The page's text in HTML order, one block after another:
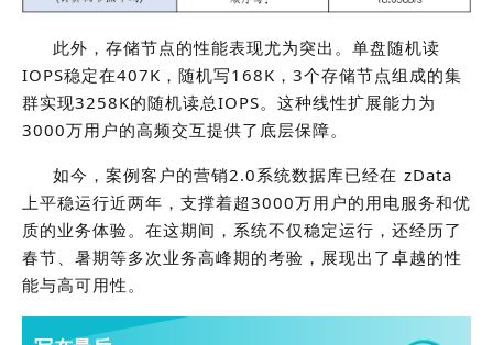
此外，存储节点的性能表现尤为突出。单盘随机读
IOPS稳定在407K，随机写168K，3个存储节点组成的集
群实现3258K的随机读总IOPS。这种线性扩展能力为
3000万用户的高频交互提供了底层保障。
如今，案例客户的营销2.0系统数据库已经在 zData
上平稳运行近两年，支撑着超3000万用户的用电服务和优
质的业务体验。在这期间，系统不仅稳定运行，还经历了
春节、暑期等多次业务高峰期的考验，展现出了卓越的性
能与高可用性。